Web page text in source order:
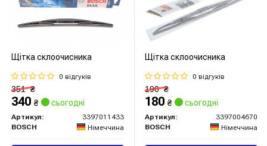
Щітка склоочисника
0 відгуків
351₴
340 ₴ сьогодні
Артикул:
3397011433
BOSCH
Німеччина
Щітка склоочисника
0 відгуків
190₴
180 ₴ сьогодні
Артикул:
3397004670
BOSCH
Німеччина